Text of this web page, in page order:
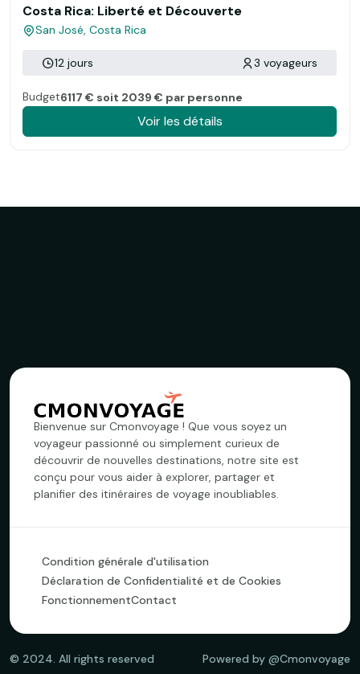
Costa Rica: Liberté et Découverte
San José, Costa Rica
12 jours 3 voyageurs
Budget6117 € soit 2039 € par personne
Voir les détails
Bienvenue sur Cmonvoyage ! Que vous soyez un
voyageur passionné ou simplement curieux de
découvrir de nouvelles destinations, notre site est
conçu pour vous aider à explorer, partager et
planifier des itinéraires de voyage inoubliables.
Condition générale d'utilisation
Déclaration de Confidentialité et de Cookies
FonctionnementContact
© 2024. All rights reserved Powered by @Cmonvoyage